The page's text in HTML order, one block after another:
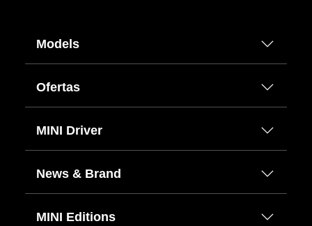
Models
Ofertas
MINI Driver
News & Brand
MINI Editions